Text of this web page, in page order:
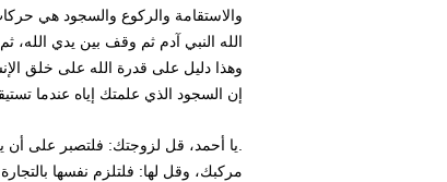
والاستقامة والركوع والسجود هي
الله النبي آدم ثم وقف بين يدي
وهذا دليل على قدرة الله على خلق
إن السجود الذي علمتك إياه عندما
.يا أحمد، قل لزوجتك: فلتصبر على أن
مركبك، وقل لها: فلتلزم نفسها